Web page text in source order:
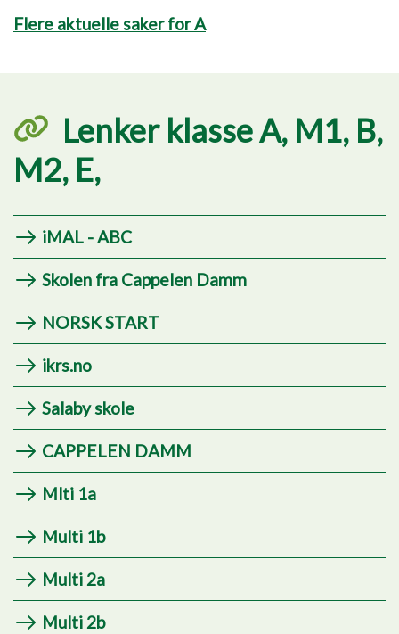
Flere aktuelle saker for A
Lenker klasse A, M1, B,
M2, E,
iMAL - ABC
Skolen fra Cappelen Damm
NORSK START
ikrs.no
Salaby skole
CAPPELEN DAMM
Mlti 1a
Multi 1b
Multi 2a
Multi 2b